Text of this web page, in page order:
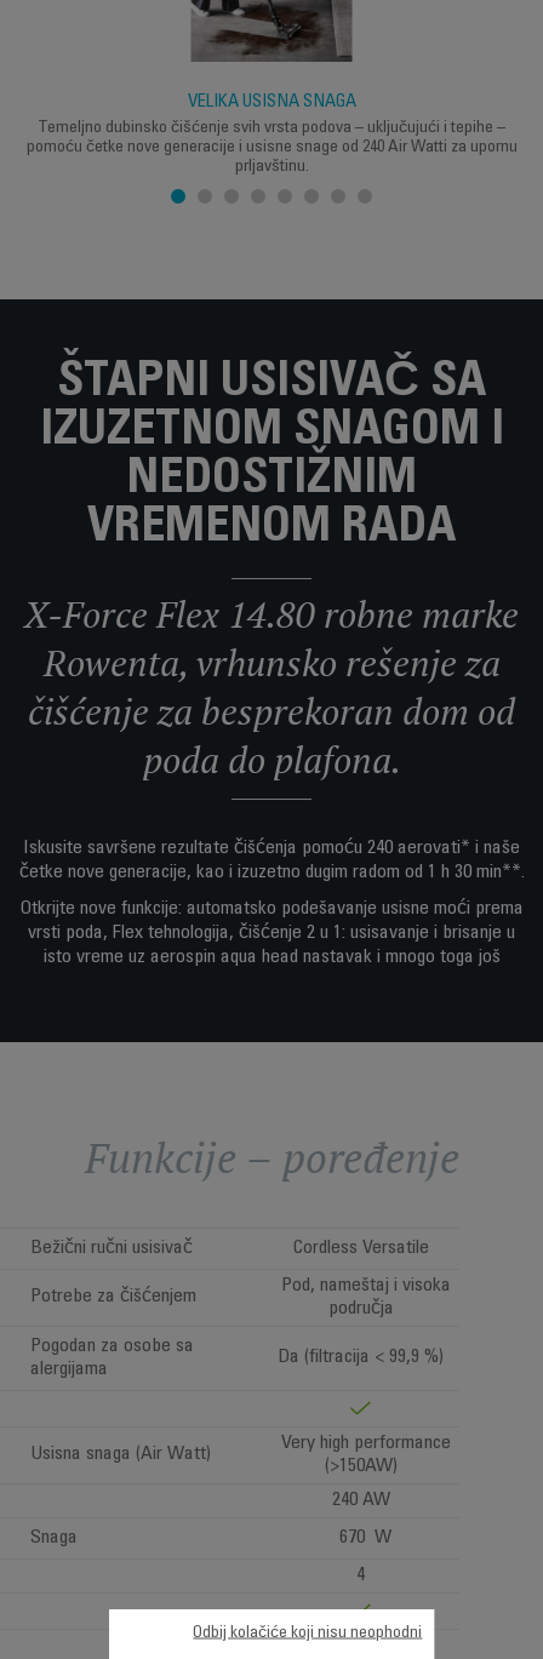
VELIKA USISNA SNAGA
Temeljno dubinsko čišćenje svih vrsta podova – uključujući i tepihe –
pomoću četke nove generacije i usisne snage od 240 Air Watti za upornu
prljavštinu.
ŠTAPNI USISIVAČ SA
IZUZETNOM SNAGOM I
NEDOSTIŽNIM
VREMENOM RADA
X-Force Flex 14.80 robne marke
Rowenta, vrhunsko rešenje za
čišćenje za besprekoran dom od
poda do plafona.
Iskusite savršene rezultate čišćenja pomoću 240 aerovati* i naše
četke nove generacije, kao i izuzetno dugim radom od 1 h 30 min**.
Otkrijte nove funkcije: automatsko podešavanje usisne moći prema
vrsti poda, Flex tehnologija, čišćenje 2 u 1: usisavanje i brisanje u
isto vreme uz aerospin aqua head nastavak i mnogo toga još
Funkcije – poređenje
Bežični ručni usisivač Cordless Versatile
Potrebe za čišćenjem
Pod, nameštaj i visoka
područja
Pogodan za osobe sa
alergijama
Da (filtracija < 99,9 %)
Usisna snaga (Air Watt)
Very high performance
(>150AW)
240 AW
Snaga
670 W
4
1
Odbij kolačiće koji nisu neophodni